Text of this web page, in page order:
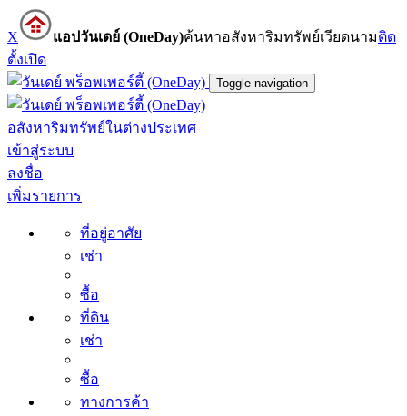
X แอปวันเดย์ (OneDay)ค้นหาอสังหาริมทรัพย์เวียดนามติด
ตั้งเปิด
Toggle navigation
อสังหาริมทรัพย์ในต่างประเทศ
เข้าสู่ระบบ
ลงชื่อ
เพิ่มรายการ
ที่อยู่อาศัย
เช่า
ซื้อ
ที่ดิน
เช่า
ซื้อ
ทางการค้า